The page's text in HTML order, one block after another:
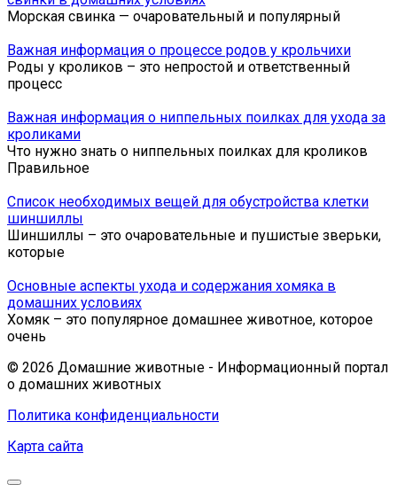
Морская свинка — очаровательный и популярный
Важная информация о процессе родов у крольчихи
Роды у кроликов – это непростой и ответственный
процесс
Важная информация о ниппельных поилках для ухода за
кроликами
Что нужно знать о ниппельных поилках для кроликов
Правильное
Список необходимых вещей для обустройства клетки
шиншиллы
Шиншиллы – это очаровательные и пушистые зверьки,
которые
Основные аспекты ухода и содержания хомяка в
домашних условиях
Хомяк – это популярное домашнее животное, которое
очень
© 2026 Домашние животные - Информационный портал
о домашних животных
Политика конфиденциальности
Карта сайта